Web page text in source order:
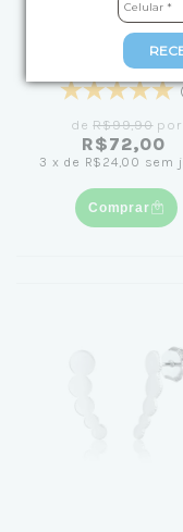
Kit Brinco de
Carre e Liso
deR$99,90por
R$72,00
3 x de R$24,00 sem
Comprar